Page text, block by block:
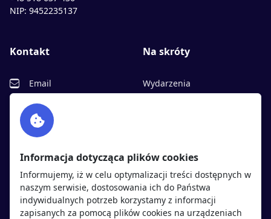
NIP: 9452235137
Kontakt
Email
Facebook
Twitter
Na skróty
Wydarzenia
Polityka cookies
Polityka prywatności
Kandydaci Pracodawcy
Informacja dotycząca plików cookies
Informujemy, iż w celu optymalizacji treści dostępnych w
naszym serwisie, dostosowania ich do Państwa
indywidualnych potrzeb korzystamy z informacji
zapisanych za pomocą plików cookies na urządzeniach